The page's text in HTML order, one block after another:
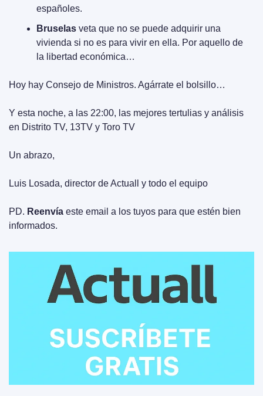
españoles.
Bruselas veta que no se puede adquirir una
vivienda si no es para vivir en ella. Por aquello de
la libertad económica…
Hoy hay Consejo de Ministros. Agárrate el bolsillo…
Y esta noche, a las 22:00, las mejores tertulias y análisis
en Distrito TV, 13TV y Toro TV
Un abrazo,
Luis Losada, director de Actuall y todo el equipo
PD. Reenvía este email a los tuyos para que estén bien
informados.